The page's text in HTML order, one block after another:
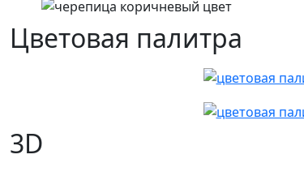
Цветовая палитра
3D